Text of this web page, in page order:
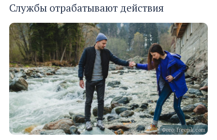
Службы отрабатывают действия
Фото: freepik.com